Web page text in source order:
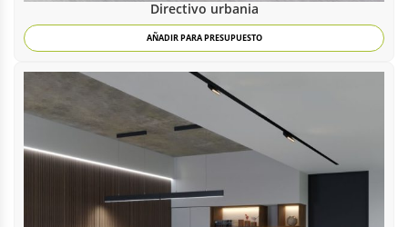
Directivo urbania
AÑADIR PARA PRESUPUESTO